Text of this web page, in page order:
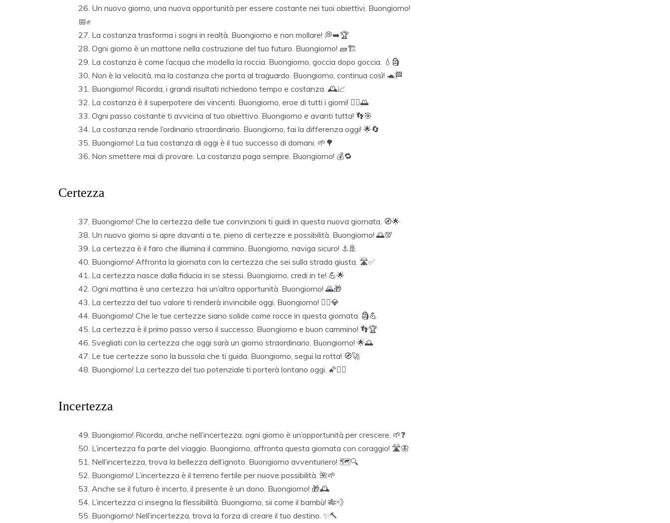
Un nuovo giorno, una nuova opportunità per essere costante nei tuoi obiettivi. Buongiorno!
📅✊
La costanza trasforma i sogni in realtà. Buongiorno e non mollare! 💭➡️🏆
Ogni giorno è un mattone nella costruzione del tuo futuro. Buongiorno! 🧱🏗️
La costanza è come l’acqua che modella la roccia. Buongiorno, goccia dopo goccia. 💧🗿
Non è la velocità, ma la costanza che porta al traguardo. Buongiorno, continua così! 🐢🏁
Buongiorno! Ricorda, i grandi risultati richiedono tempo e costanza. 🕰️📈
La costanza è il superpotere dei vincenti. Buongiorno, eroe di tutti i giorni! 🦸‍♂️🌅
Ogni passo costante ti avvicina al tuo obiettivo. Buongiorno e avanti tutta! 👣🎯
La costanza rende l’ordinario straordinario. Buongiorno, fai la differenza oggi! 🌟🔄
Buongiorno! La tua costanza di oggi è il tuo successo di domani. 🌱🌳
Non smettere mai di provare. La costanza paga sempre. Buongiorno! 💰🔁
Certezza
Buongiorno! Che la certezza delle tue convinzioni ti guidi in questa nuova giornata. 🧭🌟
Un nuovo giorno si apre davanti a te, pieno di certezze e possibilità. Buongiorno! 🌅💯
La certezza è il faro che illumina il cammino. Buongiorno, naviga sicuro! ⚓🚢
Buongiorno! Affronta la giornata con la certezza che sei sulla strada giusta. 🛣️✅
La certezza nasce dalla fiducia in se stessi. Buongiorno, credi in te! 💪🌟
Ogni mattina è una certezza: hai un’altra opportunità. Buongiorno! 🌄🎁
La certezza del tuo valore ti renderà invincibile oggi. Buongiorno! 🦸‍♀️💎
Buongiorno! Che le tue certezze siano solide come rocce in questa giornata. 🗿💪
La certezza è il primo passo verso il successo. Buongiorno e buon cammino! 👣🏆
Svegliati con la certezza che oggi sarà un giorno straordinario. Buongiorno! 🌟🌅
Le tue certezze sono la bussola che ti guida. Buongiorno, segui la rotta! 🧭🚀
Buongiorno! La certezza del tuo potenziale ti porterà lontano oggi. 🌠🏃‍♂️
Incertezza
Buongiorno! Ricorda, anche nell’incertezza, ogni giorno è un’opportunità per crescere. 🌱❓
L’incertezza fa parte del viaggio. Buongiorno, affronta questa giornata con coraggio! 🛣️🦋
Nell’incertezza, trova la bellezza dell’ignoto. Buongiorno avventuriero! 🗺️🔍
Buongiorno! L’incertezza è il terreno fertile per nuove possibilità. 🌺🌱
Anche se il futuro è incerto, il presente è un dono. Buongiorno! 🎁🕰️
L’incertezza ci insegna la flessibilità. Buongiorno, sii come il bambù! 🎋💨
Buongiorno! Nell’incertezza, trova la forza di creare il tuo destino. ✨🔨